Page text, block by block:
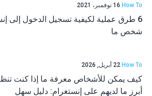
How To 16 نوفمبر، 2021
6 طرق عملية لكيفية تسجيل الدخول إلى
شخص ما
How To 22 أبريل, 2026
كيف يمكن للأشخاص معرفة ما إذا كنت
أبرز ما لديهم على إنستغرام: دليل سهل